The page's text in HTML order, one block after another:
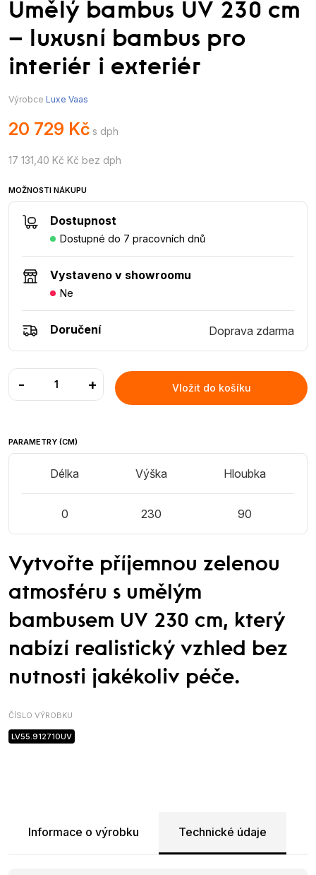
Umělý bambus UV 230 cm
– luxusní bambus pro
interiér i exteriér
Výrobce Luxe Vaas
20 729 Kč s dph
17 131,40 Kč Kč bez dph
MOŽNOSTI NÁKUPU
Dostupnost
Dostupné do 7 pracovních dnů
Vystaveno v showroomu
Ne
Doručení Doprava zdarma
- + Vložit do košíku
PARAMETRY (CM)
Délka
0
Výška
230
Hloubka
90
Vytvořte příjemnou zelenou
atmosféru s umělým
bambusem UV 230 cm, který
nabízí realistický vzhled bez
nutnosti jakékoliv péče.
ČÍSLO VÝROBKU
LV55.912710UV
Informace o výrobku Technické údaje